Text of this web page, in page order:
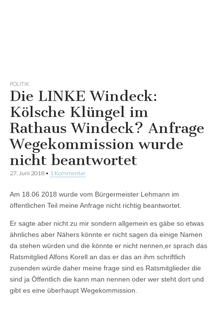
POLITIK
Die LINKE Windeck:
Kölsche Klüngel im
Rathaus Windeck? Anfrage
Wegekommission wurde
nicht beantwortet
27. Juni 2018 • 1 Kommentar
Am 18.06 2018 wurde vom Bürgermeister Lehmann im
öffentlichen Teil meine Anfrage nicht richtig beantwortet.
Er sagte aber nicht zu mir sondern allgemein es gäbe so etwas
ähnliches aber Nähers könnte er nicht sagen da einige Namen
da stehen würden und die könnte er nicht nennen,er sprach das
Ratsmitglied Alfons Korell an das er das an ihm schriftlich
zusenden würde daher meine frage sind es Ratsmitglieder die
sind ja Öffentlich die kann man nennen oder wer steht dort und
gibt es eine überhaupt Wegekommission.